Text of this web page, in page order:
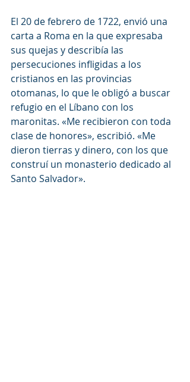
El 20 de febrero de 1722, envió una
carta a Roma en la que expresaba
sus quejas y describía las
persecuciones infligidas a los
cristianos en las provincias
otomanas, lo que le obligó a buscar
refugio en el Líbano con los
maronitas. «Me recibieron con toda
clase de honores», escribió. «Me
dieron tierras y dinero, con los que
construí un monasterio dedicado al
Santo Salvador».